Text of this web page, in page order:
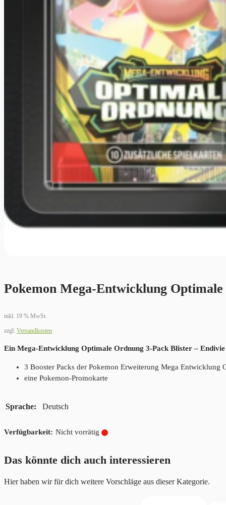
Pokemon Mega-Entwicklung
inkl. 19 % MwSt.
zzgl. Versandkosten
Ein Mega-Entwicklung Optimale Ordnung 3-Pack Blister –
3 Booster Packs der Pokemon Erweiterung Mega
eine Pokemon-Promokarte
Sprache Deutsch
Nicht vorrätig
Das könnte dich auch interessieren
Hier haben wir für dich weitere Vorschläge aus dieser Kategorie.